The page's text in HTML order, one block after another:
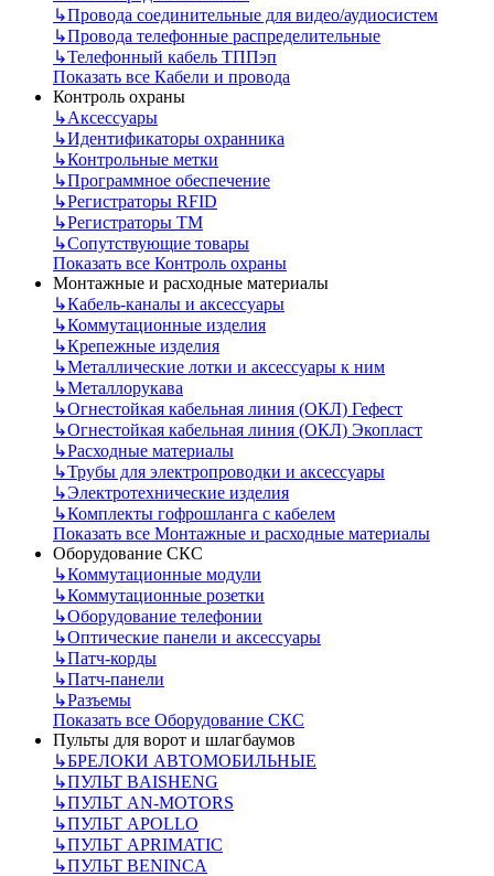
↳Провода соединительные для видео/аудиосистем
↳Провода телефонные распределительные
↳Телефонный кабель ТППэп
Показать все Кабели и провода
Контроль охраны
↳Аксессуары
↳Идентификаторы охранника
↳Контрольные метки
↳Программное обеспечение
↳Регистраторы RFID
↳Регистраторы ТМ
↳Сопутствующие товары
Показать все Контроль охраны
Монтажные и расходные материалы
↳Кабель-каналы и аксессуары
↳Коммутационные изделия
↳Крепежные изделия
↳Металлические лотки и аксессуары к ним
↳Металлорукава
↳Огнестойкая кабельная линия (ОКЛ) Гефест
↳Огнестойкая кабельная линия (ОКЛ) Экопласт
↳Расходные материалы
↳Трубы для электропроводки и аксессуары
↳Электротехнические изделия
↳Комплекты гофрошланга с кабелем
Показать все Монтажные и расходные материалы
Оборудование СКС
↳Коммутационные модули
↳Коммутационные розетки
↳Оборудование телефонии
↳Оптические панели и аксессуары
↳Патч-корды
↳Патч-панели
↳Разъемы
Показать все Оборудование СКС
Пульты для ворот и шлагбаумов
↳БРЕЛОКИ АВТОМОБИЛЬНЫЕ
↳ПУЛЬТ BAISHENG
↳ПУЛЬТ AN-MOTORS
↳ПУЛЬТ APOLLO
↳ПУЛЬТ APRIMATIC
↳ПУЛЬТ BENINCA